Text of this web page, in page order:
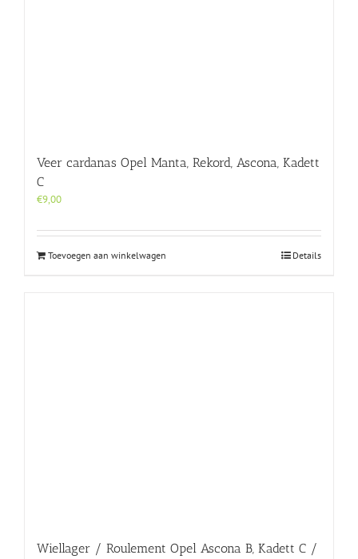
Veer cardanas Opel Manta, Rekord, Ascona, Kadett
C
€9,00
Toevoegen aan winkelwagen Details
Wiellager / Roulement Opel Ascona B, Kadett C /